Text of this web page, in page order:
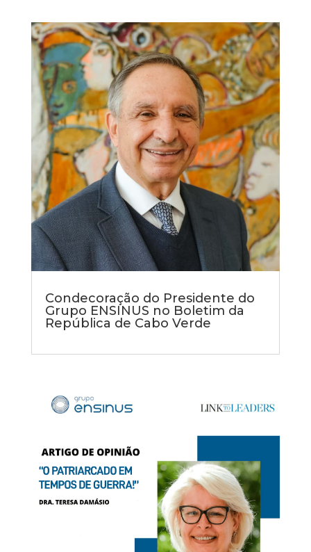
Condecoração do Presidente do
Grupo ENSINUS no Boletim da
República de Cabo Verde